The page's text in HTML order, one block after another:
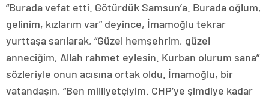
“Burada vefat etti. Götürdük Samsun’a. Burada oğlum,
gelinim, kızlarım var” deyince, İmamoğlu tekrar
yurttaşa sarılarak, “Güzel hemşehrim, güzel
anneciğim, Allah rahmet eylesin. Kurban olurum sana”
sözleriyle onun acısına ortak oldu. İmamoğlu, bir
vatandaşın, “Ben milliyetçiyim. CHP’ye şimdiye kadar